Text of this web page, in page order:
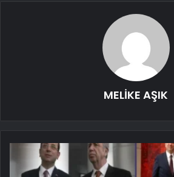
MELİKE AŞIK